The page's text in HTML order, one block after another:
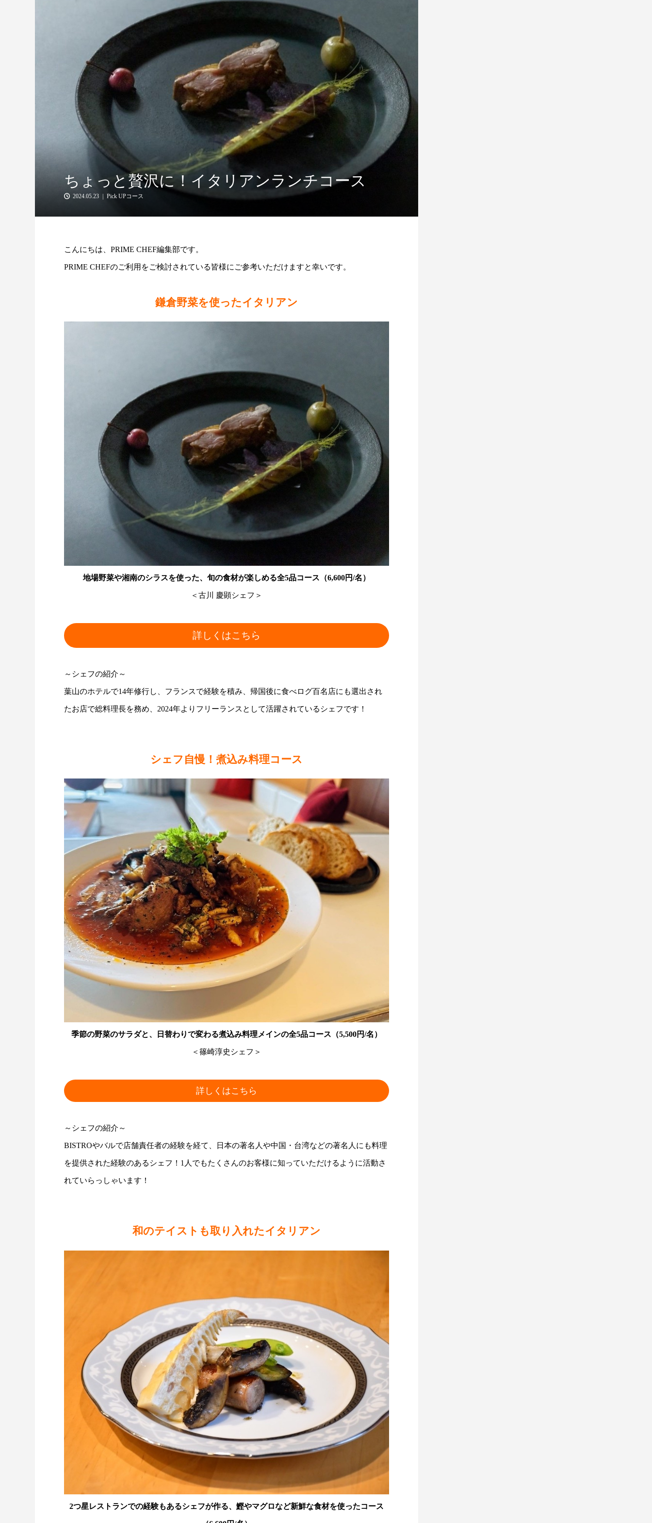
ちょっと贅沢に！イタリアンランチコース
2024.05.23 Pick UPコース
こんにちは、PRIME CHEF編集部です。
PRIME CHEFのご利用をご検討されている皆様にご参考いただけますと幸いです。
鎌倉野菜を使ったイタリアン
地場野菜や湘南のシラスを使った、旬の食材が楽しめる全5品コース（6,600円/名）
＜古川 慶顕シェフ＞
詳しくはこちら
～シェフの紹介～
葉山のホテルで14年修行し、フランスで経験を積み、帰国後に食べログ百名店にも選出され
たお店で総料理長を務め、2024年よりフリーランスとして活躍されているシェフです！
シェフ自慢！煮込み料理コース
季節の野菜のサラダと、日替わりで変わる煮込み料理メインの全5品コース（5,500円/名）
＜篠崎淳史シェフ＞
詳しくはこちら
～シェフの紹介～
BISTROやバルで店舗責任者の経験を経て、日本の著名人や中国・台湾などの著名人にも料理
を提供された経験のあるシェフ！1人でもたくさんのお客様に知っていただけるように活動さ
れていらっしゃいます！
和のテイストも取り入れたイタリアン
2つ星レストランでの経験もあるシェフが作る、鰹やマグロなど新鮮な食材を使ったコース